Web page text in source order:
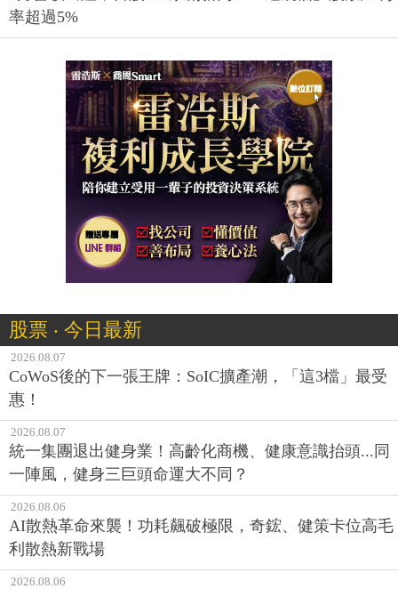
率超過5%
股票 ‧ 今日最新
2026.08.07
CoWoS後的下一張王牌：SoIC擴產潮，「這3檔」最受
惠！
2026.08.07
統一集團退出健身業！高齡化商機、健康意識抬頭...同
一陣風，健身三巨頭命運大不同？
2026.08.06
AI散熱革命來襲！功耗飆破極限，奇鋐、健策卡位高毛
利散熱新戰場
2026.08.06